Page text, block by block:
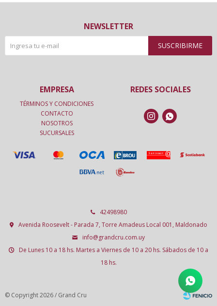
NEWSLETTER
SUSCRIBIRME
REDES SOCIALES
 
42498980
Avenida Roosevelt - Parada 7, Torre Amadeus Local 001, Maldonado
info@grandcru.com.uy
De Lunes 10 a 18 hs. Martes a Viernes de 10 a 20 hs. Sábados de 10 a
18 hs.
EMPRESA
TÉRMINOS Y CONDICIONES
CONTACTO
NOSOTROS
SUCURSALES
© Copyright 2026 / Grand Cru